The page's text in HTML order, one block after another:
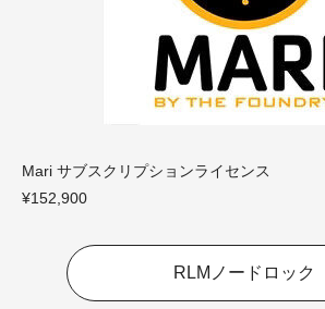
Mari サブスクリプションライセンス
¥152,900
RLMノードロック